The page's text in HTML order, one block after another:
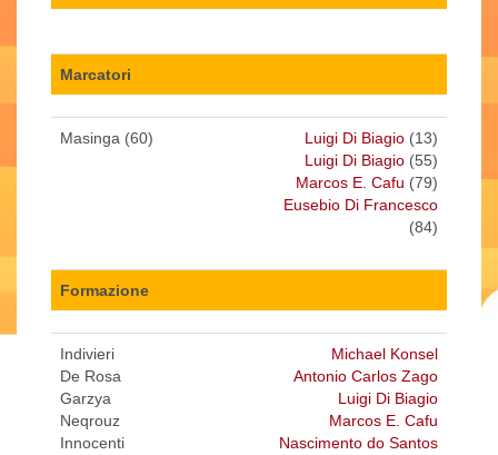
Marcatori
Masinga (60) Luigi Di Biagio (13)
Luigi Di Biagio (55)
Marcos E. Cafu (79)
Eusebio Di Francesco
(84)
Formazione
Indivieri
De Rosa
Garzya
Neqrouz
Innocenti
Michael Konsel
Antonio Carlos Zago
Luigi Di Biagio
Marcos E. Cafu
Nascimento do Santos